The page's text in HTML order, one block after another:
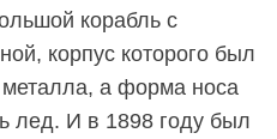
корабль с
корпус которого был
а форма носа
лед. И в 1898 году был